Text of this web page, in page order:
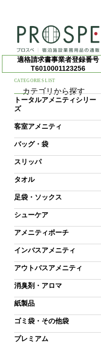
適格請求書事業者登録番号
T6010001123256
CATEGORIES LIST
カテゴリから探す
トータルアメニティシリー
ズ
客室アメニティ
バッグ・袋
スリッパ
タオル
足袋・ソックス
シューケア
アメニティポーチ
インバスアメニティ
アウトバスアメニティ
消臭剤・アロマ
紙製品
ゴミ袋・その他袋
プレミアム